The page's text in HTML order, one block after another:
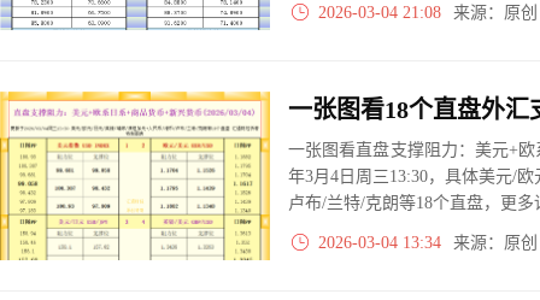
2026-03-04 21:08 来源：原
一张图看直盘支撑阻力：美元+
年3月4日周三13:30，具体美元/
卢布/兰特/克朗等18个直盘，更
2026-03-04 13:34 来源：原